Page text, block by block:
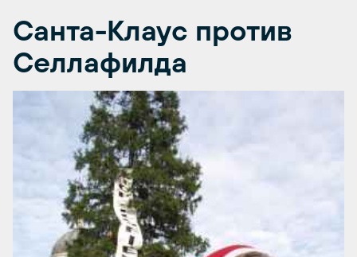
Санта-Клаус против
Селлафилда